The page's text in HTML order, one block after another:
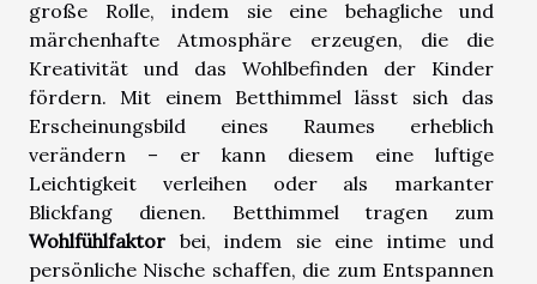
große Rolle, indem sie eine behagliche und
märchenhafte Atmosphäre erzeugen, die die
Kreativität und das Wohlbefinden der Kinder
fördern. Mit einem Betthimmel lässt sich das
Erscheinungsbild eines Raumes erheblich
verändern – er kann diesem eine luftige
Leichtigkeit verleihen oder als markanter
Blickfang dienen. Betthimmel tragen zum
Wohlfühlfaktor bei, indem sie eine intime und
persönliche Nische schaffen, die zum Entspannen